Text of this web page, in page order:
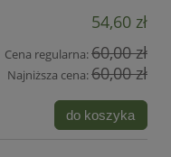
54,60 zł
Cena regularna:60,00 zł
Najniższa cena:60,00 zł
do koszyka